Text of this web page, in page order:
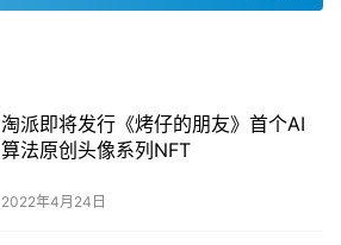
淘派即将发行《烤仔的朋友》首个AI
算法原创头像系列NFT
2022年4月24日